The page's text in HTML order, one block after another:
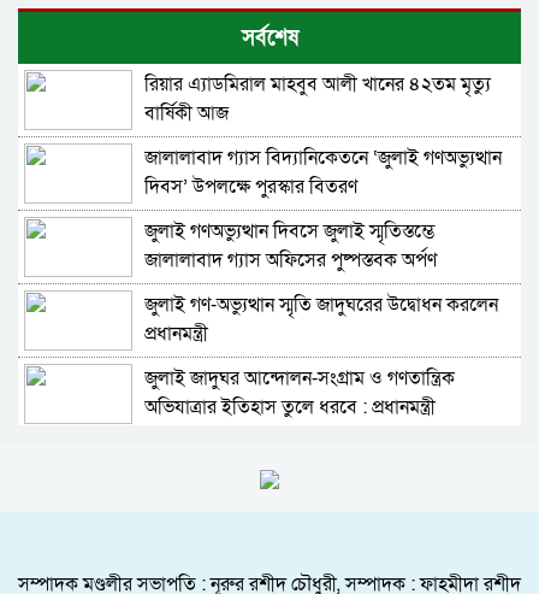
বৈষম্যহীন-অসাম্প্রদায়িক সমাজ নির্মাণের সংগ্রাম
বেগবান করুন: বাসদ
গণভোট ও জুলাই সনদ বাস্তবায়ন না হওয়া পর্যন্ত
আন্দোলন চলবে ডা: রিয়াজুল ইসলাম রিয়াজ
জুলাই গণঅভ্যুত্থানে সাংস্কৃতিক কর্মীদের ভূমিকা
ইতিহাসে স্বর্ণাক্ষরে লেখা থাকবে : মিফতাহ্ সিদ্দিকী
রসময় মেমোরিয়াল উচ্চ বিদ্যালয়ের নতুন ভবনের
উদ্বোধন করলেন মন্ত্রী মুক্তাদির
অসুস্থ ব্যবসায়ী নেতা দিলওয়ার হোসেনকে দেখতে
গেলেন বাণিজ্য মন্ত্রী খন্দকার আব্দুল মুক্তাদির
গোয়াইনঘাটে জুলাই গণঅভ্যুত্থান দিবস উদযাপন,
আহত যোদ্ধাদের সংবর্ধনা
স্মৃতিস্তম্ভে পুষ্পস্তবক অর্পণ
সর্বশেষ
রিয়ার এ্যাডমিরাল মাহবুব আলী খানের ৪২তম মৃত্যু
বার্ষিকী আজ
জালালাবাদ গ্যাস বিদ্যানিকেতনে ‘জুলাই গণঅভ্যুত্থান
দিবস’ উপলক্ষে পুরস্কার বিতরণ
জুলাই গণঅভ্যুত্থান দিবসে জুলাই স্মৃতিস্তম্ভে
জালালাবাদ গ্যাস অফিসের পুষ্পস্তবক অর্পণ
জুলাই গণ-অভ্যুত্থান স্মৃতি জাদুঘরের উদ্বোধন করলেন
প্রধানমন্ত্রী
জুলাই জাদুঘর আন্দোলন-সংগ্রাম ও গণতান্ত্রিক
অভিযাত্রার ইতিহাস তুলে ধরবে : প্রধানমন্ত্রী
সম্পাদক মণ্ডলীর সভাপতি : নূরুর রশীদ চৌধুরী, সম্পাদক : ফাহমীদা রশীদ